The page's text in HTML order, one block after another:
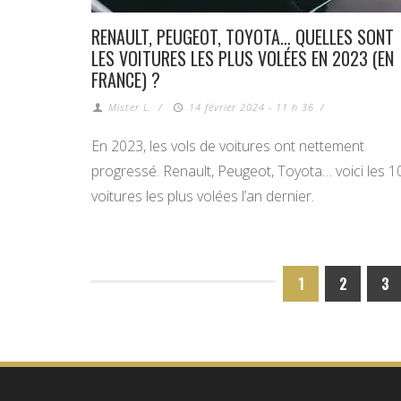
RENAULT, PEUGEOT, TOYOTA… QUELLES SONT
LES VOITURES LES PLUS VOLÉES EN 2023 (EN
FRANCE) ?
Mister L. / 14 février 2024 - 11 h 36 /
En 2023, les vols de voitures ont nettement
progressé. Renault, Peugeot, Toyota… voici les
voitures les plus volées l’an dernier.
1 2 3